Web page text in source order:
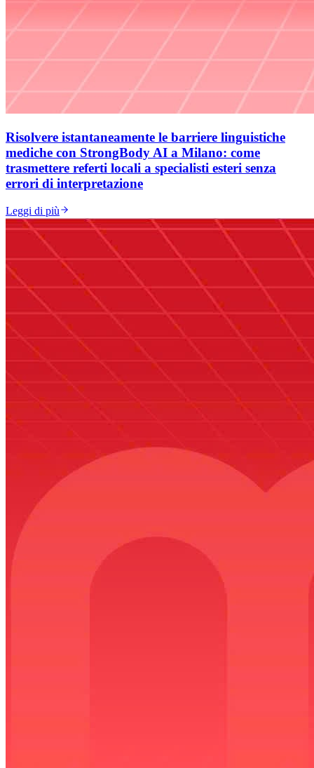
Risolvere istantaneamente le barriere linguistiche
mediche con StrongBody AI a Milano: come
trasmettere referti locali a specialisti esteri senza
errori di interpretazione
Leggi di più